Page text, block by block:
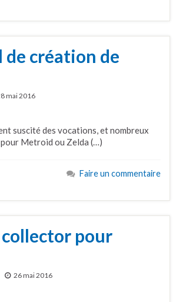
de création de
mai 2016
suscité des vocations, et nombreux
Metroid ou Zelda (…)
Faire un commentaire
pour
26 mai 2016